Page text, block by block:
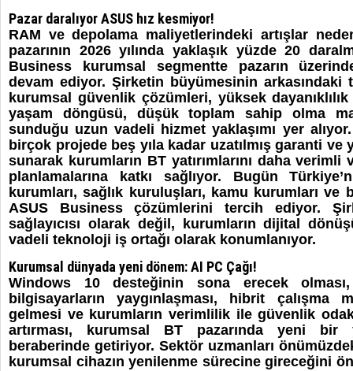
Pazar daralıyor ASUS hız kesmiyor!
RAM ve depolama maliyetlerindeki artışlar
pazarının 2026 yılında yaklaşık yüzde 20
Business kurumsal segmentte pazarın
devam ediyor. Şirketin büyümesinin arkasındaki
kurumsal güvenlik çözümleri, yüksek
yaşam döngüsü, düşük toplam sahip olma
sunduğu uzun vadeli hizmet yaklaşımı yer
birçok projede beş yıla kadar uzatılmış garanti
sunarak kurumların BT yatırımlarını daha
planlamalarına katkı sağlıyor. Bugün
kurumları, sağlık kuruluşları, kamu kurumları
ASUS Business çözümlerini tercih ediyor.
sağlayıcısı olarak değil, kurumların dijital
vadeli teknoloji iş ortağı olarak konumlanıyor.
Kurumsal dünyada yeni dönem: AI PC Çağı!
Windows 10 desteğinin sona erecek
bilgisayarların yaygınlaşması, hibrit çalışma
gelmesi ve kurumların verimlilik ile güvenlik
artırması, kurumsal BT pazarında yeni bir
beraberinde getiriyor. Sektör uzmanları
kurumsal cihazın yenilenme sürecine gireceğini